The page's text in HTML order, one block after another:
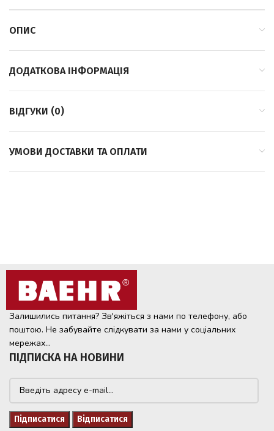
ОПИС
ДОДАТКОВА ІНФОРМАЦІЯ
ВІДГУКИ (0)
УМОВИ ДОСТАВКИ ТА ОПЛАТИ
Залишились питання? Зв'яжіться з нами по телефону, або
поштою. Не забувайте слідкувати за нами у соціальних
мережах...
ПІДПИСКА НА НОВИНИ